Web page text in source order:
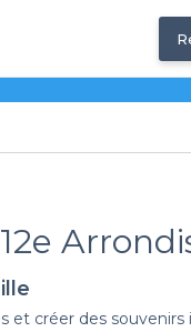
créer des souvenirs